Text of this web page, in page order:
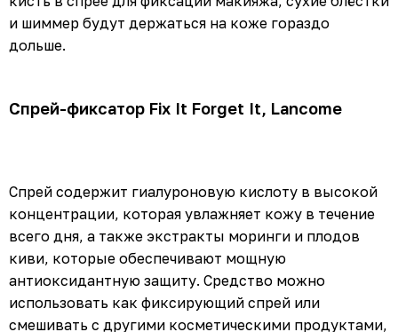
и шиммер будут держаться на коже гораздо
дольше.
Спрей-фиксатор Fix It Forget It, Lancome
Спрей содержит гиалуроновую кислоту в высокой
концентрации, которая увлажняет кожу в течение
всего дня, а также экстракты моринги и плодов
киви, которые обеспечивают мощную
антиоксидантную защиту. Средство можно
использовать как фиксирующий спрей или
смешивать с другими косметическими продуктами,